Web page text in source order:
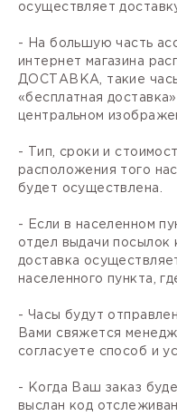
осуществляет
- На большую часть
интернет магазина
ДОСТАВКА, такие
«бесплатная
центральном
- Тип, сроки и
расположения того
будет осуществлена.
- Если в населенном
отдел выдачи посылок
доставка
населенного пункта,
- Часы будут
Вами свяжется
согласуете способ и
- Когда Ваш заказ
выслан код